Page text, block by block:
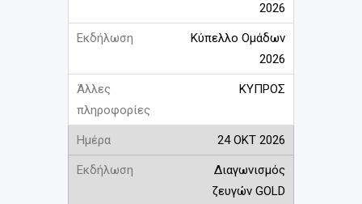
2026
Κύπελλο Ομάδων
2026
ΚΥΠΡΟΣ
24 ΟΚΤ 2026
Διαγωνισμός
ζευγών GOLD